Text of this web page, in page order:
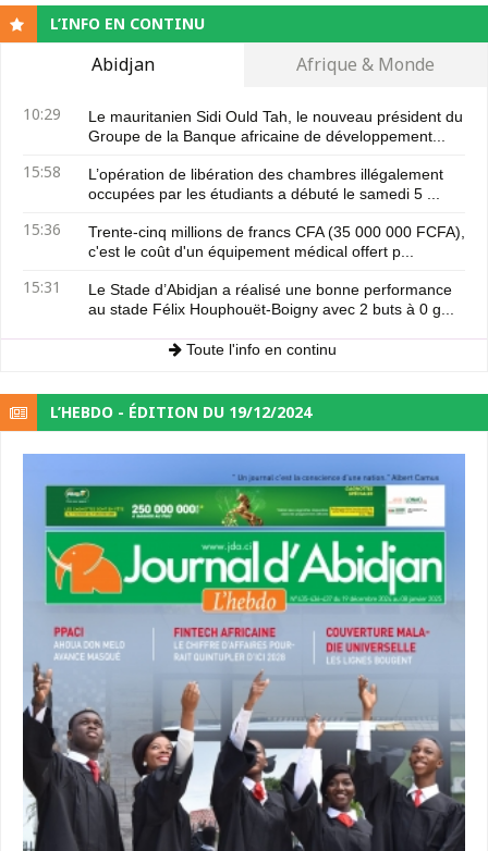
L’INFO EN CONTINU
Abidjan Afrique & Monde
10:29
Le mauritanien Sidi Ould Tah, le nouveau président du
Groupe de la Banque africaine de développement...
15:58
L’opération de libération des chambres illégalement
occupées par les étudiants a débuté le samedi 5 ...
15:36
Trente-cinq millions de francs CFA (35 000 000 FCFA),
c'est le coût d'un équipement médical offert p...
15:31
Le Stade d’Abidjan a réalisé une bonne performance
au stade Félix Houphouët-Boigny avec 2 buts à 0 g...
Toute l'info en continu
L’HEBDO - ÉDITION DU 19/12/2024